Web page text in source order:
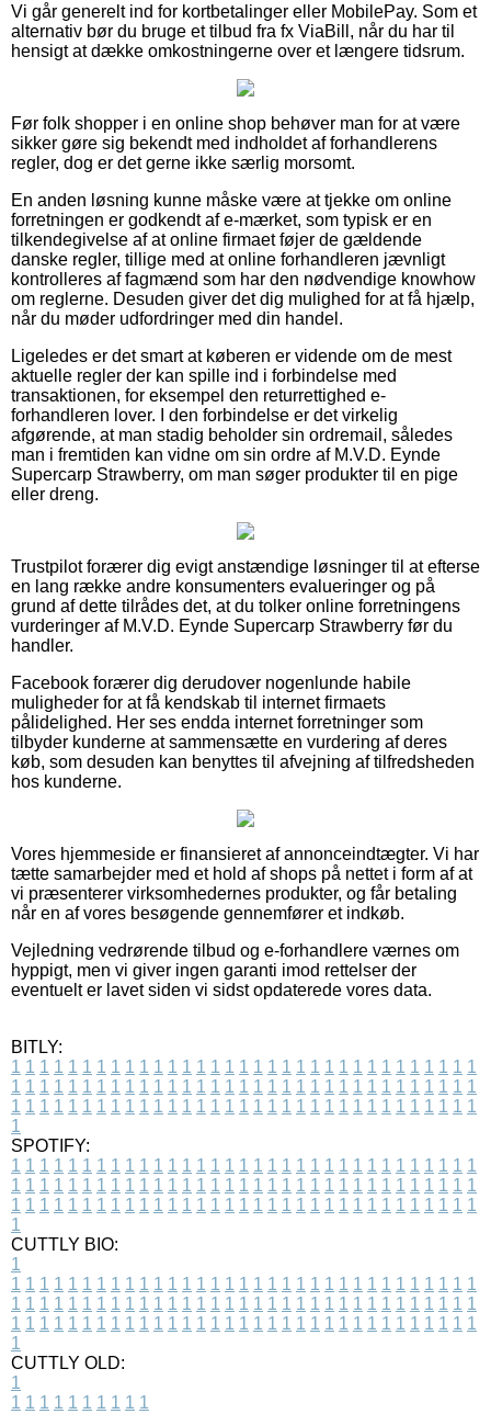
Vi går generelt ind for kortbetalinger eller MobilePay. Som et
alternativ bør du bruge et tilbud fra fx ViaBill, når du har til
hensigt at dække omkostningerne over et længere tidsrum.
Før folk shopper i en online shop behøver man for at være
sikker gøre sig bekendt med indholdet af forhandlerens
regler, dog er det gerne ikke særlig morsomt.
En anden løsning kunne måske være at tjekke om online
forretningen er godkendt af e-mærket, som typisk er en
tilkendegivelse af at online firmaet føjer de gældende
danske regler, tillige med at online forhandleren jævnligt
kontrolleres af fagmænd som har den nødvendige knowhow
om reglerne. Desuden giver det dig mulighed for at få hjælp,
når du møder udfordringer med din handel.
Ligeledes er det smart at køberen er vidende om de mest
aktuelle regler der kan spille ind i forbindelse med
transaktionen, for eksempel den returrettighed e-
forhandleren lover. I den forbindelse er det virkelig
afgørende, at man stadig beholder sin ordremail, således
man i fremtiden kan vidne om sin ordre af M.V.D. Eynde
Supercarp Strawberry, om man søger produkter til en pige
eller dreng.
Trustpilot forærer dig evigt anstændige løsninger til at efterse
en lang række andre konsumenters evalueringer og på
grund af dette tilrådes det, at du tolker online forretningens
vurderinger af M.V.D. Eynde Supercarp Strawberry før du
handler.
Facebook forærer dig derudover nogenlunde habile
muligheder for at få kendskab til internet firmaets
pålidelighed. Her ses endda internet forretninger som
tilbyder kunderne at sammensætte en vurdering af deres
køb, som desuden kan benyttes til afvejning af tilfredsheden
hos kunderne.
Vores hjemmeside er finansieret af annonceindtægter. Vi har
tætte samarbejder med et hold af shops på nettet i form af at
vi præsenterer virksomhedernes produkter, og får betaling
når en af vores besøgende gennemfører et indkøb.
Vejledning vedrørende tilbud og e-forhandlere værnes om
hyppigt, men vi giver ingen garanti imod rettelser der
eventuelt er lavet siden vi sidst opdaterede vores data.
BITLY:
1 1 1 1 1 1 1 1 1 1 1 1 1 1 1 1 1 1 1 1 1 1 1 1 1 1 1 1 1 1 1 1 1
1 1 1 1 1 1 1 1 1 1 1 1 1 1 1 1 1 1 1 1 1 1 1 1 1 1 1 1 1 1 1 1 1
1 1 1 1 1 1 1 1 1 1 1 1 1 1 1 1 1 1 1 1 1 1 1 1 1 1 1 1 1 1 1 1 1
1
SPOTIFY:
1 1 1 1 1 1 1 1 1 1 1 1 1 1 1 1 1 1 1 1 1 1 1 1 1 1 1 1 1 1 1 1 1
1 1 1 1 1 1 1 1 1 1 1 1 1 1 1 1 1 1 1 1 1 1 1 1 1 1 1 1 1 1 1 1 1
1 1 1 1 1 1 1 1 1 1 1 1 1 1 1 1 1 1 1 1 1 1 1 1 1 1 1 1 1 1 1 1 1
1
CUTTLY BIO:
1
1 1 1 1 1 1 1 1 1 1 1 1 1 1 1 1 1 1 1 1 1 1 1 1 1 1 1 1 1 1 1 1 1
1 1 1 1 1 1 1 1 1 1 1 1 1 1 1 1 1 1 1 1 1 1 1 1 1 1 1 1 1 1 1 1 1
1 1 1 1 1 1 1 1 1 1 1 1 1 1 1 1 1 1 1 1 1 1 1 1 1 1 1 1 1 1 1 1 1
1
CUTTLY OLD:
1
1 1 1 1 1 1 1 1 1 1